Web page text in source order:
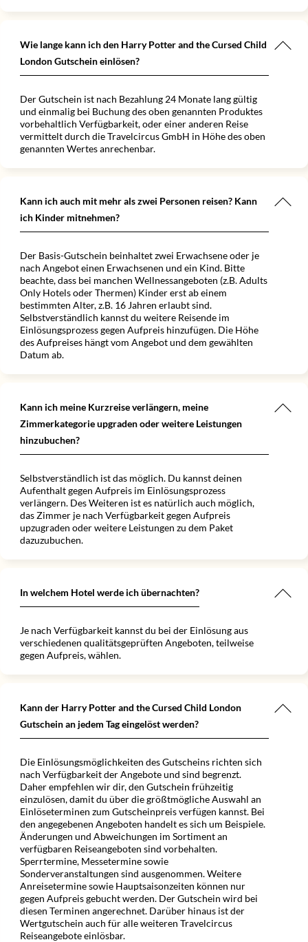
Wie lange kann ich den Harry Potter and the Cursed Child
London Gutschein einlösen?
Der Gutschein ist nach Bezahlung 24 Monate lang gültig
und einmalig bei Buchung des oben genannten Produktes
vorbehaltlich Verfügbarkeit, oder einer anderen Reise
vermittelt durch die Travelcircus GmbH in Höhe des oben
genannten Wertes anrechenbar.
Kann ich auch mit mehr als zwei Personen reisen? Kann
ich Kinder mitnehmen?
Der Basis-Gutschein beinhaltet zwei Erwachsene oder je
nach Angebot einen Erwachsenen und ein Kind. Bitte
beachte, dass bei manchen Wellnessangeboten (z.B. Adults
Only Hotels oder Thermen) Kinder erst ab einem
bestimmten Alter, z.B. 16 Jahren erlaubt sind.
Selbstverständlich kannst du weitere Reisende im
Einlösungsprozess gegen Aufpreis hinzufügen. Die Höhe
des Aufpreises hängt vom Angebot und dem gewählten
Datum ab.
Kann ich meine Kurzreise verlängern, meine
Zimmerkategorie upgraden oder weitere Leistungen
hinzubuchen?
Selbstverständlich ist das möglich. Du kannst deinen
Aufenthalt gegen Aufpreis im Einlösungsprozess
verlängern. Des Weiteren ist es natürlich auch möglich,
das Zimmer je nach Verfügbarkeit gegen Aufpreis
upzugraden oder weitere Leistungen zu dem Paket
dazuzubuchen.
In welchem Hotel werde ich übernachten?
Je nach Verfügbarkeit kannst du bei der Einlösung aus
verschiedenen qualitätsgeprüften Angeboten, teilweise
gegen Aufpreis, wählen.
Kann der Harry Potter and the Cursed Child London
Gutschein an jedem Tag eingelöst werden?
Die Einlösungsmöglichkeiten des Gutscheins richten sich
nach Verfügbarkeit der Angebote und sind begrenzt.
Daher empfehlen wir dir, den Gutschein frühzeitig
einzulösen, damit du über die größtmögliche Auswahl an
Einlöseterminen zum Gutscheinpreis verfügen kannst. Bei
den angegebenen Angeboten handelt es sich um Beispiele.
Änderungen und Abweichungen im Sortiment an
verfügbaren Reiseangeboten sind vorbehalten.
Sperrtermine, Messetermine sowie
Sonderveranstaltungen sind ausgenommen. Weitere
Anreisetermine sowie Hauptsaisonzeiten können nur
gegen Aufpreis gebucht werden. Der Gutschein wird bei
diesen Terminen angerechnet. Darüber hinaus ist der
Wertgutschein auch für alle weiteren Travelcircus
Reiseangebote einlösbar.